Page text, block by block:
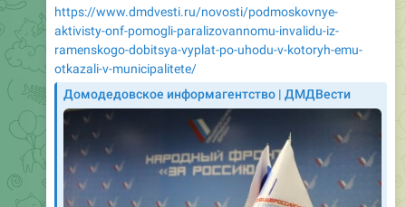
ramenskogo-dobitsya-vyplat-po-uhodu-v-kotoryh-emu-
otkazali-v-municipalitete/
Домодедовское информагентство | ДМДВести